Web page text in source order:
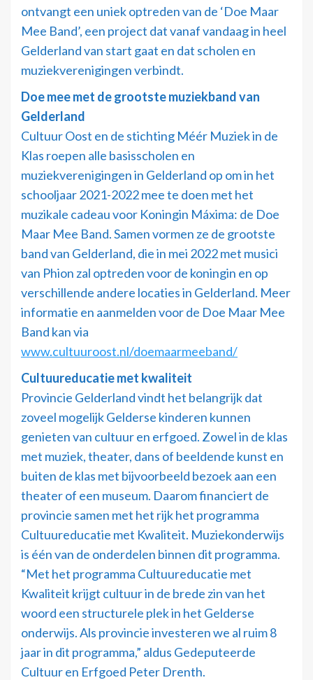
ontvangt een uniek optreden van de ‘Doe Maar
Mee Band’, een project dat vanaf vandaag in heel
Gelderland van start gaat en dat scholen en
muziekverenigingen verbindt.
Doe mee met de grootste muziekband van
Gelderland
Cultuur Oost en de stichting Méér Muziek in de
Klas roepen alle basisscholen en
muziekverenigingen in Gelderland op om in het
schooljaar 2021-2022 mee te doen met het
muzikale cadeau voor Koningin Máxima: de Doe
Maar Mee Band. Samen vormen ze de grootste
band van Gelderland, die in mei 2022 met musici
van Phion zal optreden voor de koningin en op
verschillende andere locaties in Gelderland. Meer
informatie en aanmelden voor de Doe Maar Mee
Band kan via
www.cultuuroost.nl/doemaarmeeband/
Cultuureducatie met kwaliteit
Provincie Gelderland vindt het belangrijk dat
zoveel mogelijk Gelderse kinderen kunnen
genieten van cultuur en erfgoed. Zowel in de klas
met muziek, theater, dans of beeldende kunst en
buiten de klas met bijvoorbeeld bezoek aan een
theater of een museum. Daarom financiert de
provincie samen met het rijk het programma
Cultuureducatie met Kwaliteit. Muziekonderwijs
is één van de onderdelen binnen dit programma.
“Met het programma Cultuureducatie met
Kwaliteit krijgt cultuur in de brede zin van het
woord een structurele plek in het Gelderse
onderwijs. Als provincie investeren we al ruim 8
jaar in dit programma,” aldus Gedeputeerde
Cultuur en Erfgoed Peter Drenth.